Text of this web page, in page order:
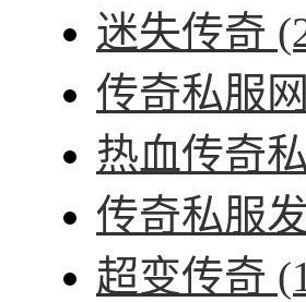
迷失传奇
传奇私服
热血传奇
传奇私服
超变传奇